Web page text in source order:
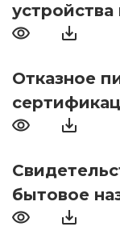
Отказное
бытовое